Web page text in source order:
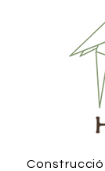
Construcció